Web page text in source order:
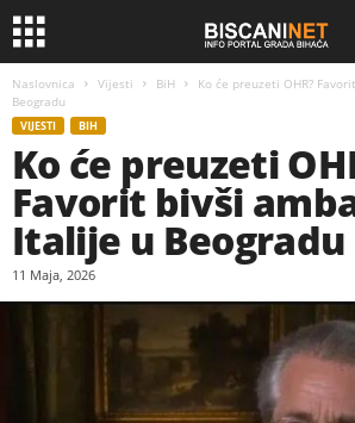
Naslovnica Vijesti BiH
Ko će preuzeti OHR?
Beogradu
VIJESTI BIH
Ko će preuzeti
Favorit bivši
Italije u Beogradu
11 Maja, 2026